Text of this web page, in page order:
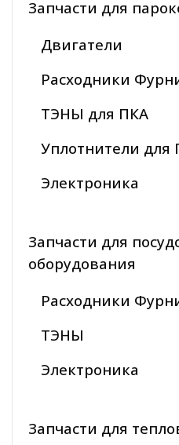
Запчасти для
Двигатели
Расходники
ТЭНЫ для ПКА
Уплотнители для
Электроника
Запчасти для
оборудования
Расходники
ТЭНЫ
Электроника
Запчасти для